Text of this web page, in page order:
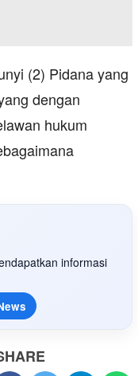
(2) Pidana yang
dengan
hukum
informasi